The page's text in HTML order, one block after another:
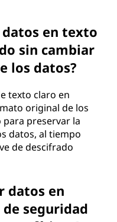
en texto
sin cambiar
los datos?
texto claro en
original de los
para preservar la
datos, al tiempo
de descifrado
datos en
seguridad